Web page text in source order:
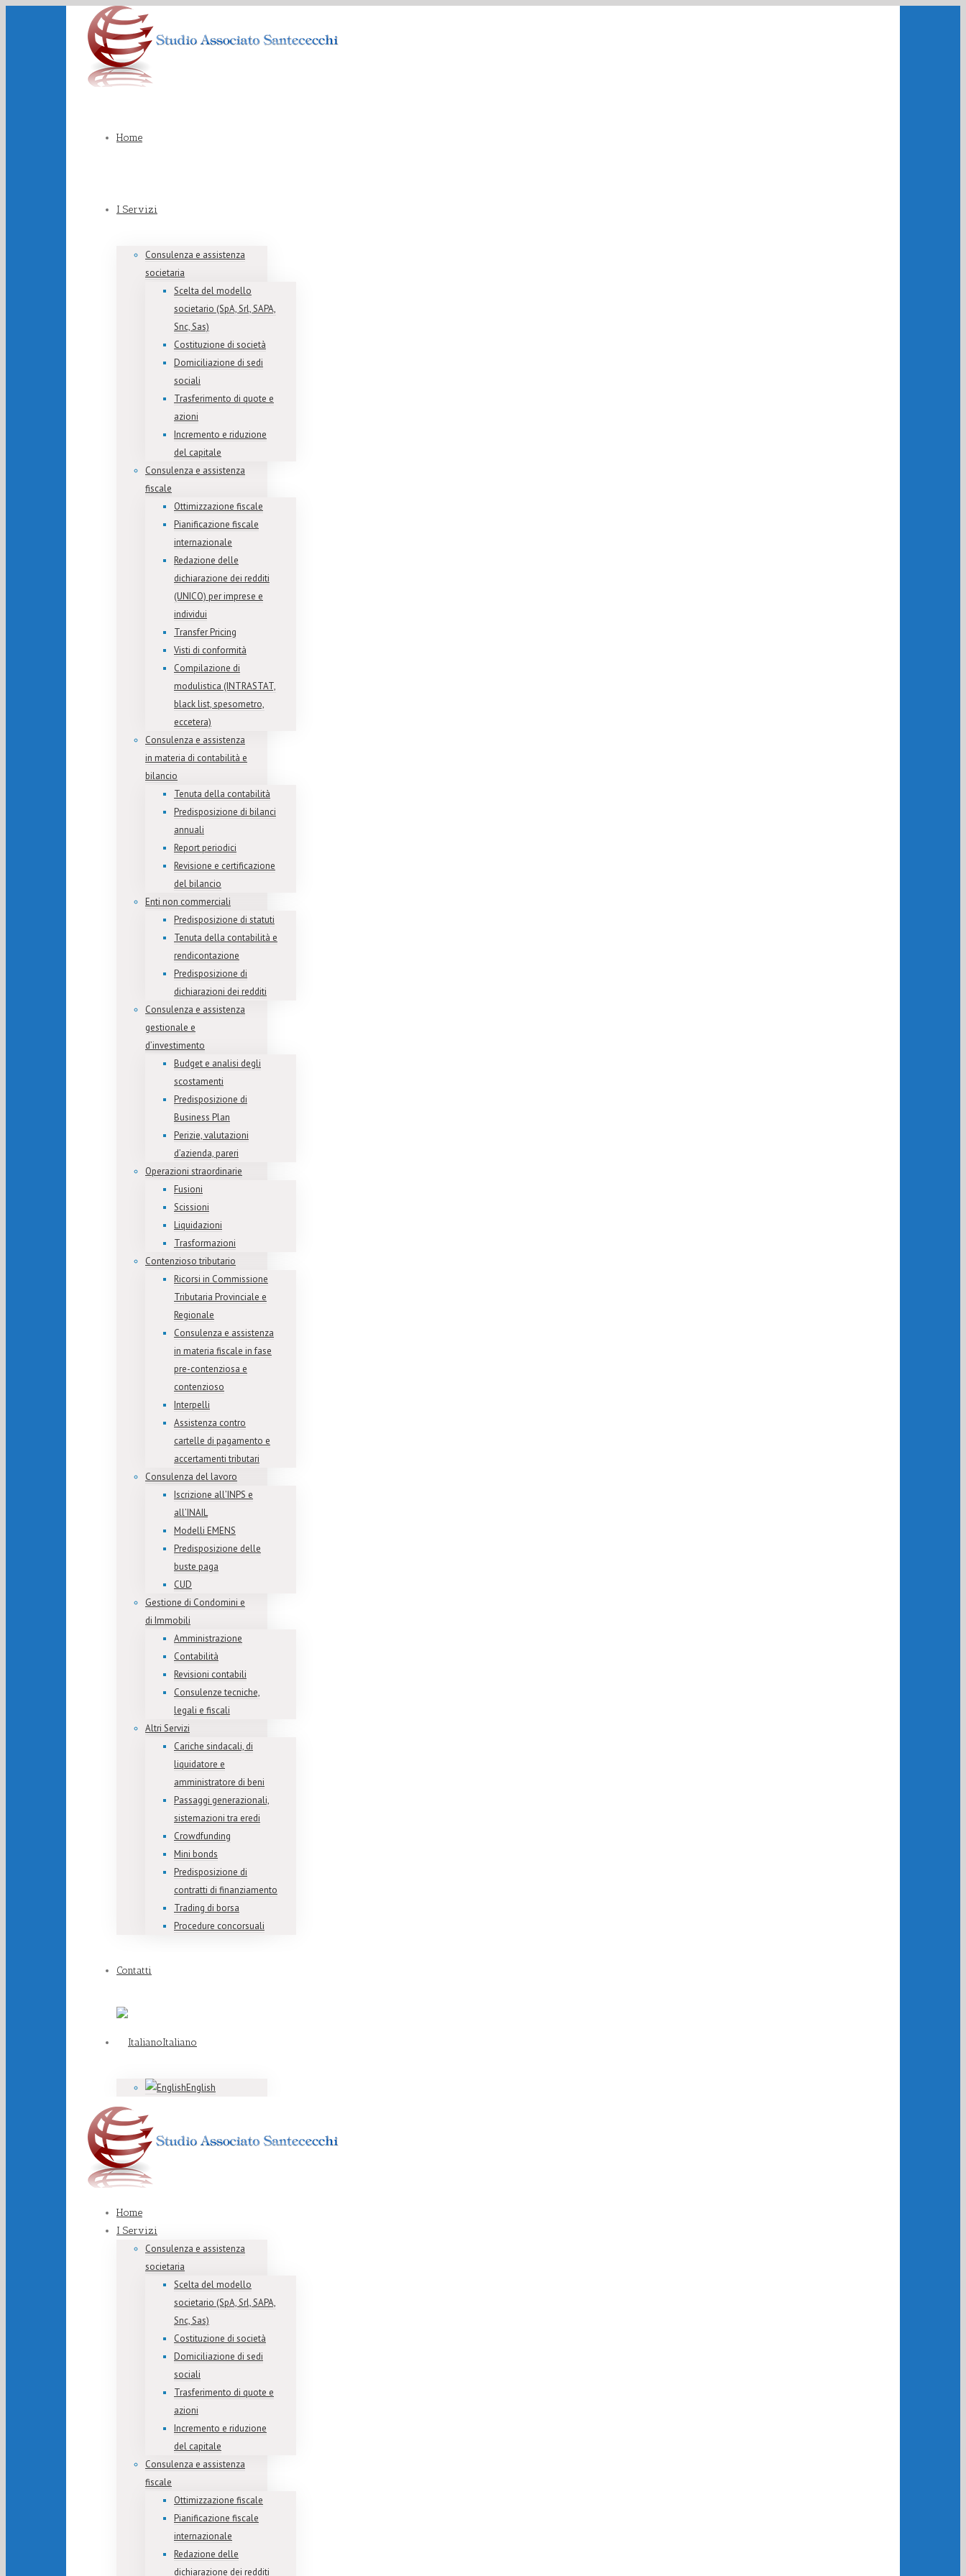
Home
I Servizi
Consulenza e assistenza
societaria
Scelta del modello
societario (SpA, Srl, SAPA,
Snc, Sas)
Costituzione di società
Domiciliazione di sedi
sociali
Trasferimento di quote e
azioni
Incremento e riduzione
del capitale
Consulenza e assistenza
fiscale
Ottimizzazione fiscale
Pianificazione fiscale
internazionale
Redazione delle
dichiarazione dei redditi
(UNICO) per imprese e
individui
Transfer Pricing
Visti di conformità
Compilazione di
modulistica (INTRASTAT,
black list, spesometro,
eccetera)
Consulenza e assistenza
in materia di contabilità e
bilancio
Tenuta della contabilità
Predisposizione di bilanci
annuali
Report periodici
Revisione e certificazione
del bilancio
Enti non commerciali
Predisposizione di statuti
Tenuta della contabilità e
rendicontazione
Predisposizione di
dichiarazioni dei redditi
Consulenza e assistenza
gestionale e
d’investimento
Budget e analisi degli
scostamenti
Predisposizione di
Business Plan
Perizie, valutazioni
d’azienda, pareri
Operazioni straordinarie
Fusioni
Scissioni
Liquidazioni
Trasformazioni
Contenzioso tributario
Ricorsi in Commissione
Tributaria Provinciale e
Regionale
Consulenza e assistenza
in materia fiscale in fase
pre-contenziosa e
contenzioso
Interpelli
Assistenza contro
cartelle di pagamento e
accertamenti tributari
Consulenza del lavoro
Iscrizione all’INPS e
all’INAIL
Modelli EMENS
Predisposizione delle
buste paga
CUD
Gestione di Condomini e
di Immobili
Amministrazione
Contabilità
Revisioni contabili
Consulenze tecniche,
legali e fiscali
Altri Servizi
Cariche sindacali, di
liquidatore e
amministratore di beni
Passaggi generazionali,
sistemazioni tra eredi
Crowdfunding
Mini bonds
Predisposizione di
contratti di finanziamento
Trading di borsa
Procedure concorsuali
Contatti
Italiano
English
Home
I Servizi
Consulenza e assistenza
societaria
Scelta del modello
societario (SpA, Srl, SAPA,
Snc, Sas)
Costituzione di società
Domiciliazione di sedi
sociali
Trasferimento di quote e
azioni
Incremento e riduzione
del capitale
Consulenza e assistenza
fiscale
Ottimizzazione fiscale
Pianificazione fiscale
internazionale
Redazione delle
dichiarazione dei redditi